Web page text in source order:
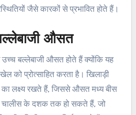
जैसे कारकों से प्रभावित होते हैं।
औसत
बल्लेबाजी औसत होते हैं क्योंकि यह
को प्रोत्साहित करता है। खिलाड़ी
लक्ष्य रखते हैं, जिससे औसत मध्य बीस
के दशक तक हो सकते हैं, जो